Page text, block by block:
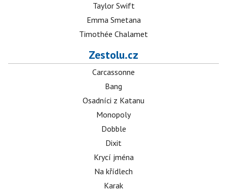
Taylor Swift
Emma Smetana
Timothée Chalamet
Zestolu.cz
Carcassonne
Bang
Osadníci z Katanu
Monopoly
Dobble
Dixit
Krycí jména
Na křídlech
Karak